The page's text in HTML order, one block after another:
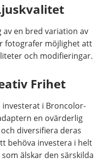
en bred variation av
fotografer möjlighet att
och modifieringar.
Frihet
i Broncolor-
en ovärderlig
diversifiera deras
behöva investera i helt
älskar den särskilda